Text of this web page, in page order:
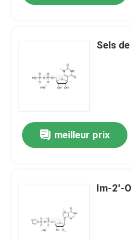
Sels
meilleur prix
Im-2'-